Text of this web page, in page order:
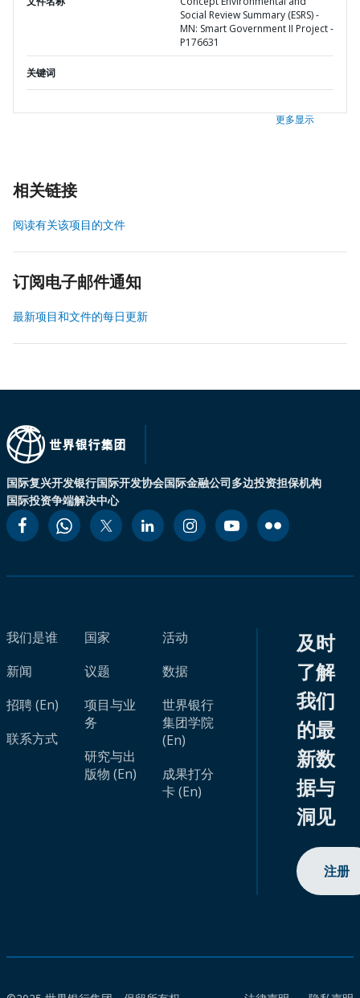
Social Review Summary (ESRS) -
MN: Smart Government II Project -
P176631
关键词
更多显示
相关链接
阅读有关该项目的文件
订阅电子邮件通知
最新项目和文件的每日更新
国际复兴开发银行国际开发协会国际金融公司多边投资担保机构
国际投资争端解决中心
我们是谁
新闻
招聘 (En)
联系方式
国家
议题
项目与业
务
研究与出
版物 (En)
活动
数据
世界银行
集团学院
(En)
成果打分
卡 (En)
及时
了解
我们
的最
新数
据与
洞见
注册